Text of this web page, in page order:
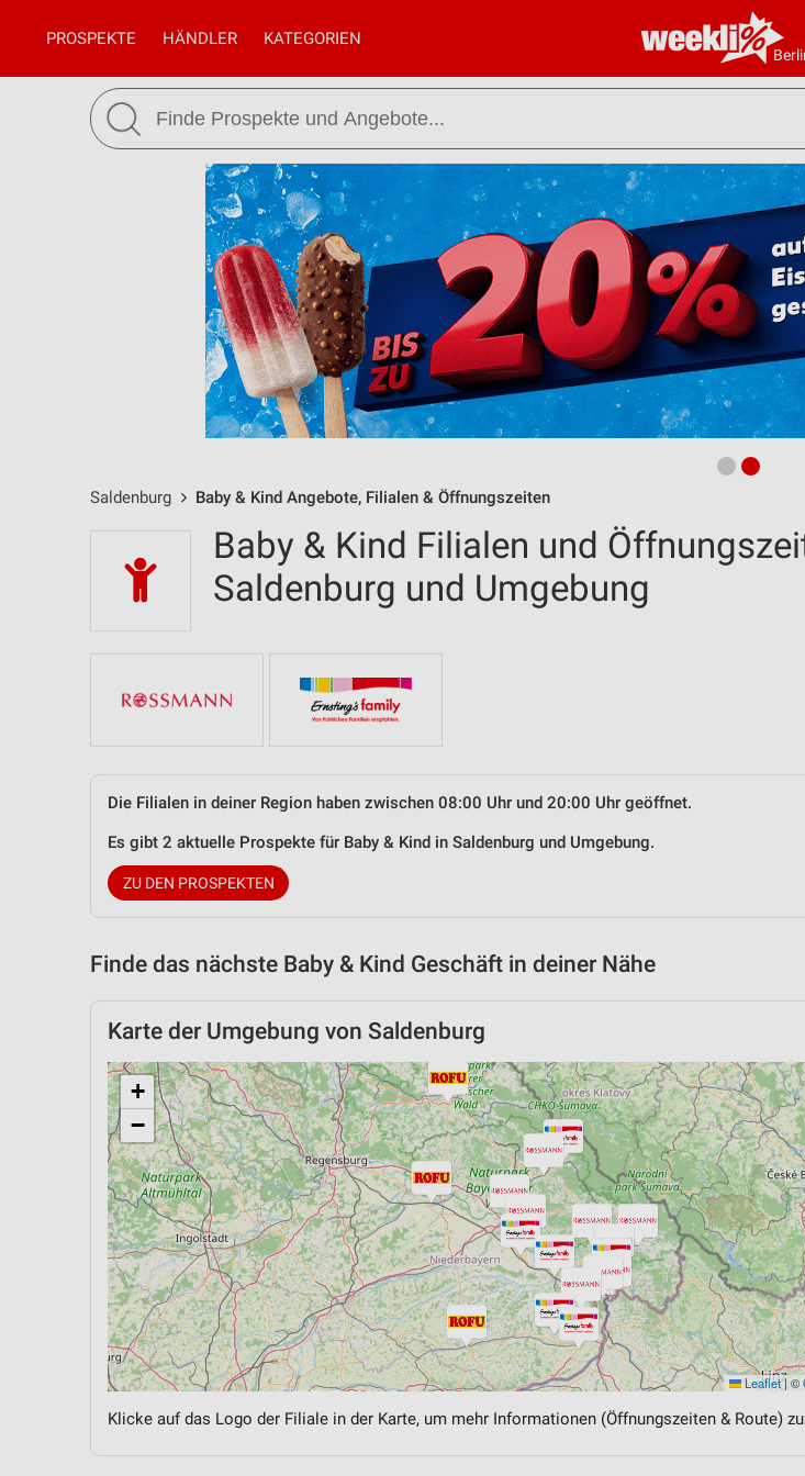
PROSPEKTE HÄNDLER KATEGORIEN
Saldenburg Baby & Kind Angebote, Filialen & Öffnungszeiten
Baby & Kind Filialen und
Saldenburg und Umgebung
Die Filialen in deiner Region haben zwischen 08:00 Uhr und 20:00 Uhr geöffnet.
Es gibt 2 aktuelle Prospekte für Baby & Kind in Saldenburg und Umgebung.
ZU DEN PROSPEKTEN
Finde das nächste Baby & Kind Geschäft in deiner Nähe
Karte der Umgebung von Saldenburg
+
−
Leaflet| ©
Klicke auf das Logo der Filiale in der Karte, um mehr Informationen (Öffnungszeiten & Route)